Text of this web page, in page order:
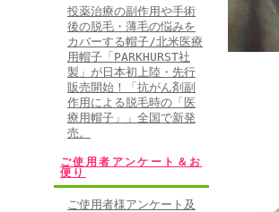
投薬治療の副作用や手術
後の脱毛・薄毛の悩みを
カバーする帽子/北米医療
用帽子「PARKHURST社
製」が日本初上陸・先行
販売開始！「抗がん剤副
作用による脱毛時の「医
療用帽子」」全国で新発
売。
ご使用者アンケート＆お
便り
ご使用者様アンケート及